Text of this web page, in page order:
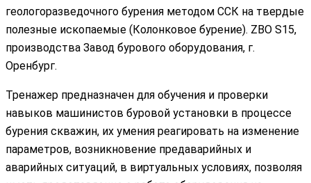
геологоразведочного бурения методом ССК на твердые
полезные ископаемые (Колонковое бурение). ZBO S15,
производства Завод бурового оборудования, г.
Оренбург.
Тренажер предназначен для обучения и проверки
навыков машинистов буровой установки в процессе
бурения скважин, их умения реагировать на изменение
параметров, возникновение предаварийных и
аварийных ситуаций, в виртуальных условиях, позволяя